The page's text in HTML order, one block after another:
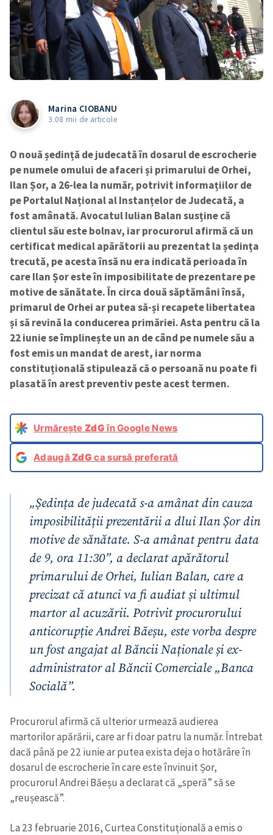
Marina CIOBANU
3.08 mii de articole
O nouă ședință de judecată în dosarul de escrocherie
pe numele omului de afaceri și primarului de Orhei,
Ilan Șor, a 26-lea la număr, potrivit informațiilor de
pe Portalul Național al Instanțelor de Judecată, a
fost amânată. Avocatul Iulian Balan susține că
clientul său este bolnav, iar procurorul afirmă că un
certificat medical apărătorii au prezentat la ședința
trecută, pe acesta însă nu era indicată perioada în
care Ilan Șor este în imposibilitate de prezentare pe
motive de sănătate. În circa două săptămâni însă,
primarul de Orhei ar putea să-și recapete libertatea
și să revină la conducerea primăriei. Asta pentru că la
22 iunie se împlinește un an de când pe numele său a
fost emis un mandat de arest, iar norma
constituțională stipulează că o persoană nu poate fi
plasată în arest preventiv peste acest termen.
Urmărește ZdGîn Google News
AdaugăZdG ca sursă preferată
„Ședința de judecată s-a amânat din cauza
imposibilității prezentării a dlui Ilan Șor din
motive de sănătate. S-a amânat pentru data
de 9, ora 11:30”, a declarat apărătorul
primarului de Orhei, Iulian Balan, care a
precizat că atunci va fi audiat și ultimul
martor al acuzării. Potrivit procurorului
anticorupție Andrei Băeșu, este vorba despre
un fost angajat al Băncii Naționale și ex-
administrator al Băncii Comerciale „Banca
Socială”.
Procurorul afirmă că ulterior urmează audierea
martorilor apărării, care ar fi doar patru la număr. Întrebat
dacă până pe 22 iunie ar putea exista deja o hotărâre în
dosarul de escrocherie în care este învinuit Șor,
procurorul Andrei Băeșu a declarat că „speră” să se
„reușească”.
La 23 februarie 2016, Curtea Constituțională a emis o